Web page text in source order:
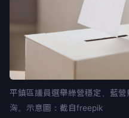
平鎮區議員選舉綠營穩定、藍
洶。示意圖：截自freepik